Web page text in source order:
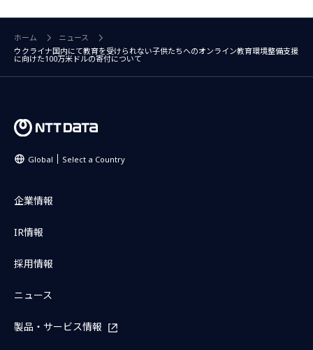
ホーム
ニュース
ウクライナ国内にて教育を受けられない子供たちへのオンライン教育環境整備支援
に向けた100万米ドルの寄付について
Global Select a Country
企業情報
IR情報
採用情報
ニュース
製品・サービス情報